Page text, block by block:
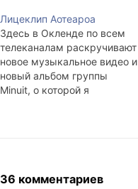
Лицеклип Аотеароа
Здесь в Окленде по всем
телеканалам раскручивают
новое музыкальное видео и
новый альбом группы
Minuit, о которой я
электронную музыку с
36 комментариев